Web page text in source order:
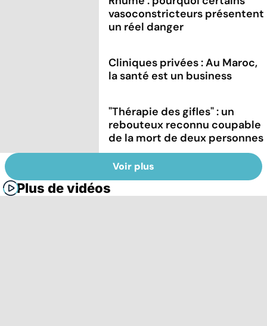
vasoconstricteurs présentent
un réel danger
Cliniques privées : Au Maroc,
la santé est un business
"Thérapie des gifles" : un
rebouteux reconnu coupable
de la mort de deux personnes
Voir plus
Plus de vidéos